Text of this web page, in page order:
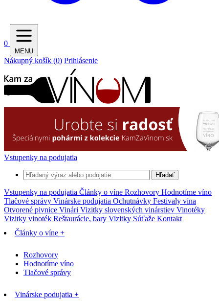
0
MENU
Nákupný košík (0) Prihlásenie
Vstupenky na podujatia
Hľadať
Vstupenky na podujatia Články o víne Rozhovory Hodnotíme víno
Tlačové správy Vinárske podujatia Ochutnávky Festivaly vína
Otvorené pivnice Vinári Vizitky slovenských vinárstiev Vinotéky
Vizitky vinoték Reštaurácie, bary Vizitky Súťaže Kontakt
Články o víne +
Rozhovory
Hodnotíme víno
Tlačové správy
Vinárske podujatia +